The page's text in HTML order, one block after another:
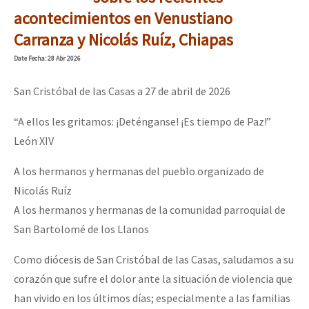
EZLN
La Sexta
AutonomÍa y Resistencia
Megaproyectos
Migración
Presos
Mujeres
MULTIMEDIA
Audio
Dia 1: Encontro “Guerra contra a Humanidade”
[CDMX – 20 julio] Jornadas globales por la libertad de Jesús
“Sonhando a Terra do Bem Virá” se publica no Estado Espanhol
Se o México sabe, que o mundo saiba! Nossas lutas pela
[25 abr – CDMX] Tokín por el CNI: 30 años de Resistencia y
acontecimientos en Venustiano
Carranza y Nicolás Ruíz, Chiapas
DateFecha: 28 Abr 2026
San Cristóbal de las Casas a 27 de abril de 2026
“A ellos les gritamos: ¡Deténganse! ¡Es tiempo de Paz!”
León XIV
A los hermanos y hermanas del pueblo organizado de
Nicolás Ruíz
A los hermanos y hermanas de la comunidad parroquial de
San Bartolomé de los Llanos
Como diócesis de San Cristóbal de las Casas, saludamos a su
corazón que sufre el dolor ante la situación de violencia que
han vivido en los últimos días; especialmente a las familias